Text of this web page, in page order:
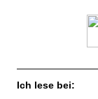
Ich lese bei: